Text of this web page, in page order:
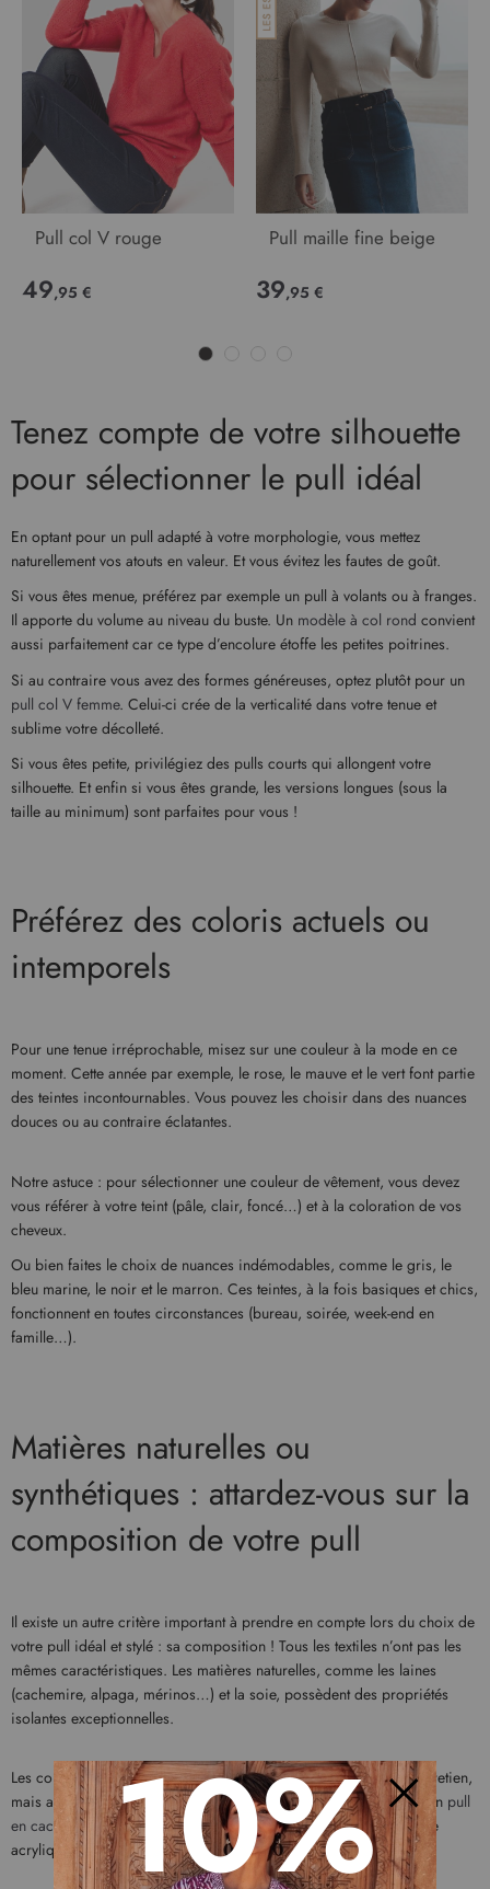
Pull col V rouge
49,95 €
Pull maille fine beige
39,95 €
Tenez compte de votre silhouette
pour sélectionner le pull idéal
En optant pour un pull adapté à votre morphologie, vous mettez
naturellement vos atouts en valeur. Et vous évitez les fautes de goût.
Si vous êtes menue, préférez par exemple un pull à volants ou à franges.
Il apporte du volume au niveau du buste. Un modèle à col rond convient
aussi parfaitement car ce type d’encolure étoffe les petites poitrines.
Si au contraire vous avez des formes généreuses, optez plutôt pour un
pull col V femme. Celui-ci crée de la verticalité dans votre tenue et
sublime votre décolleté.
Si vous êtes petite, privilégiez des pulls courts qui allongent votre
silhouette. Et enfin si vous êtes grande, les versions longues (sous la
taille au minimum) sont parfaites pour vous !
Préférez des coloris actuels ou
intemporels
Pour une tenue irréprochable, misez sur une couleur à la mode en ce
moment. Cette année par exemple, le rose, le mauve et le vert font partie
des teintes incontournables. Vous pouvez les choisir dans des nuances
douces ou au contraire éclatantes.
Notre astuce : pour sélectionner une couleur de vêtement, vous devez
vous référer à votre teint (pâle, clair, foncé…) et à la coloration de vos
cheveux.
Ou bien faites le choix de nuances indémodables, comme le gris, le
bleu marine, le noir et le marron. Ces teintes, à la fois basiques et chics,
fonctionnent en toutes circonstances (bureau, soirée, week-end en
famille…).
Matières naturelles ou
synthétiques : attardez-vous sur la
composition de votre pull
Il existe un autre critère important à prendre en compte lors du choix de
votre pull idéal et stylé : sa composition ! Tous les textiles n’ont pas les
mêmes caractéristiques. Les matières naturelles, comme les laines
(cachemire, alpaga, mérinos…) et la soie, possèdent des propriétés
isolantes exceptionnelles.
Les compositions synthétiques sont quant à elles plus faciles d’entretien,
mais aussi moins respirantes. A vous de choisir ! Craquez pour un pull
en cachemire femme de qualité ou pour unpull d’hiveren matière
acrylique.
Fermer
10%